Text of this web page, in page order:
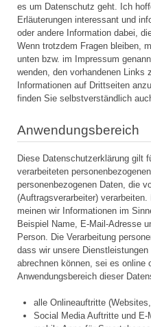
es um Datenschutz geht. Ich
Erläuterungen interessant und
oder andere Information dabei,
Wenn trotzdem Fragen bleiben,
unten bzw. im Impressum
wenden, den vorhandenen Links
Informationen auf Drittseiten
finden Sie selbstverständlich
Anwendungsbereich
Diese Datenschutzerklärung gilt
verarbeiteten
personenbezogenen Daten, die
(Auftragsverarbeiter)
meinen wir Informationen im
Beispiel Name, E-Mail-Adresse
Person. Die Verarbeitung
dass wir unsere
abrechnen können, sei es online
Anwendungsbereich dieser
alle Onlineauftritte
Social Media Auftritte und E-